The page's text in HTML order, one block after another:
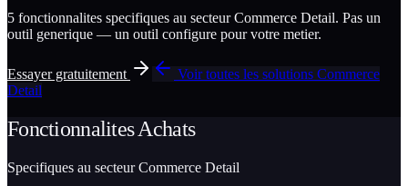
5 fonctionnalites specifiques au secteurCommerce Detail. Pas un
outil generique — un outil configure pour votre metier.
Essayer gratuitement Voir toutes les solutions Commerce
Detail
FonctionnalitesAchats
Specifiques au secteurCommerce Detail